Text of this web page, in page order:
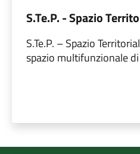
S.Te.P. - Spazio
S.Te.P. – Spazio
spazio multifunzionale